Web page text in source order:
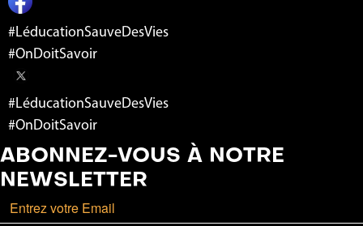
#LéducationSauveDesVies
#OnDoitSavoir
#LéducationSauveDesVies
#OnDoitSavoir
ABONNEZ-VOUS À NOTRE
NEWSLETTER
Email